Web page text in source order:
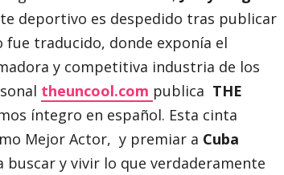
deportivo es despedido tras publicar
fue traducido, donde exponía el
y competitiva industria de los
theuncool.com publica THE
íntegro en español. Esta cinta
Mejor Actor, y premiar a Cuba
y vivir lo que verdaderamente